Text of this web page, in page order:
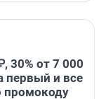
30% от 7 000
первый и все
промокоду